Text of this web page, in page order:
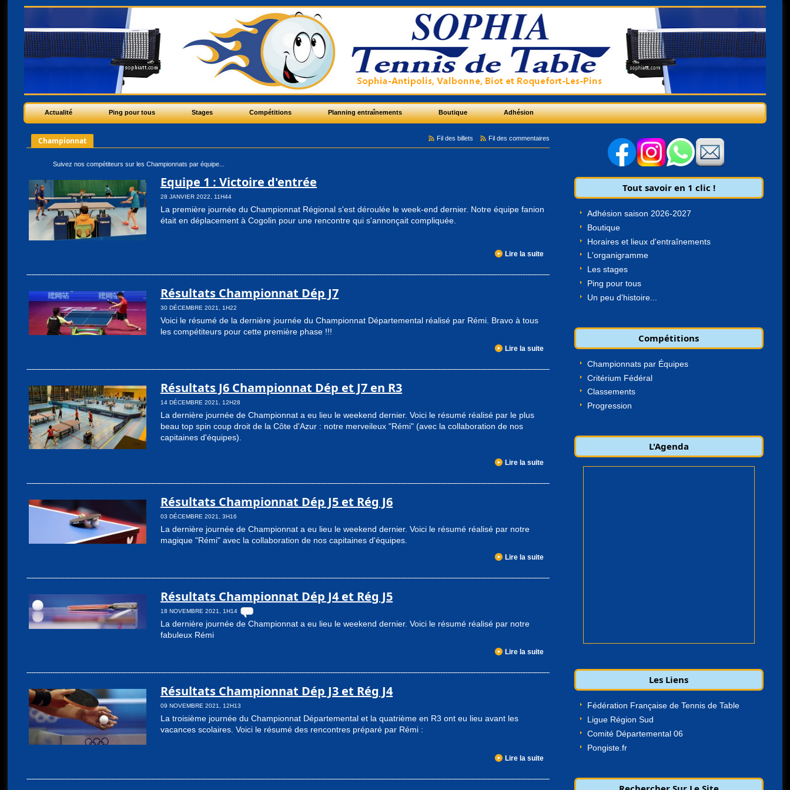
Actualité Ping pour tous Stages Compétitions Planning entraînements Boutique Adhésion
Fil des billets Fil des commentaires
Championnat
Suivez nos compétiteurs sur les Championnats par équipe...
Equipe 1 : Victoire d'entrée
28 JANVIER 2022, 11H44
La première journée du Championnat Régional s'est déroulée le week-end dernier. Notre équipe fanion
était en déplacement à Cogolin pour une rencontre qui s'annonçait compliquée.
Lire la suite
Résultats Championnat Dép J7
30 DÉCEMBRE 2021, 1H22
Voici le résumé de la dernière journée du Championnat Départemental réalisé par Rémi. Bravo à tous
les compétiteurs pour cette première phase !!!
Lire la suite
Résultats J6 Championnat Dép et J7 en R3
14 DÉCEMBRE 2021, 12H28
La dernière journée de Championnat a eu lieu le weekend dernier. Voici le résumé réalisé par le plus
beau top spin coup droit de la Côte d'Azur : notre merveileux "Rémi" (avec la collaboration de nos
capitaines d'équipes).
Lire la suite
Résultats Championnat Dép J5 et Rég J6
03 DÉCEMBRE 2021, 3H16
La dernière journée de Championnat a eu lieu le weekend dernier. Voici le résumé réalisé par notre
magique "Rémi" avec la collaboration de nos capitaines d'équipes.
Lire la suite
Résultats Championnat Dép J4 et Rég J5
18 NOVEMBRE 2021, 1H14
La dernière journée de Championnat a eu lieu le weekend dernier. Voici le résumé réalisé par notre
fabuleux Rémi
Lire la suite
Résultats Championnat Dép J3 et Rég J4
09 NOVEMBRE 2021, 12H13
La troisième journée du Championnat Départemental et la quatrième en R3 ont eu lieu avant les
vacances scolaires. Voici le résumé des rencontres préparé par Rémi :
Lire la suite
Tout savoir en 1 clic !
Adhésion saison 2026-2027
Boutique
Horaires et lieux d'entraînements
L'organigramme
Les stages
Ping pour tous
Un peu d'histoire...
Compétitions
Championnats par Équipes
Critérium Fédéral
Classements
Progression
L'Agenda
Les Liens
Fédération Française de Tennis de Table
Ligue Région Sud
Comité Départemental 06
Pongiste.fr